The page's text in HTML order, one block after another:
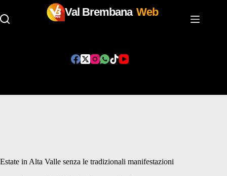
Val Brembana Web
Estate in Alta Valle senza le tradizionali manifestazioni